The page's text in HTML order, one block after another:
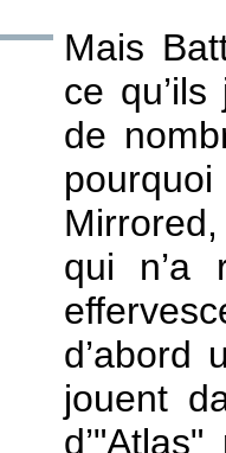
Mais
ce
de
Mirrored
qui n’a
d’abord
jouent